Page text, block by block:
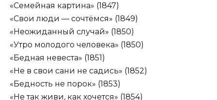
«Семейная картина» (1847)
«Свои люди — сочтёмся» (1849)
«Неожиданный случай» (1850)
«Утро молодого человека» (1850)
«Бедная невеста» (1851)
«Не в свои сани не садись» (1852)
«Бедность не порок» (1853)
«Не так живи, как хочется» (1854)